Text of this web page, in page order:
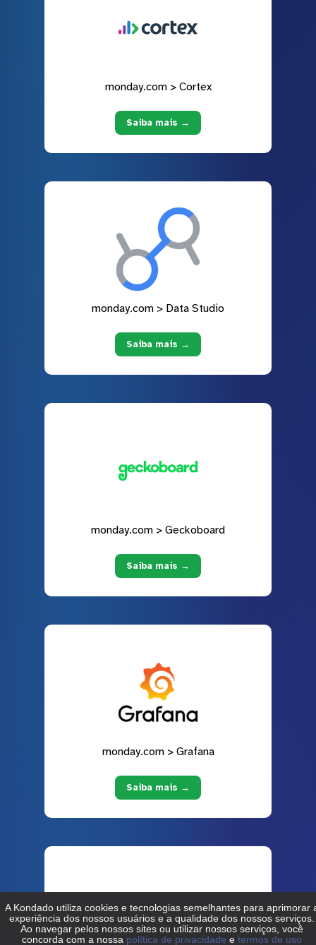
monday.com > Cortex
Saiba mais →
monday.com > Data Studio
Saiba mais →
monday.com > Geckoboard
Saiba mais →
monday.com > Grafana
Saiba mais →